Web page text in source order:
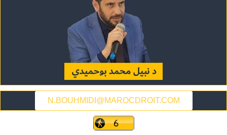
N.BOUHMIDI@MAROCDROIT.COM